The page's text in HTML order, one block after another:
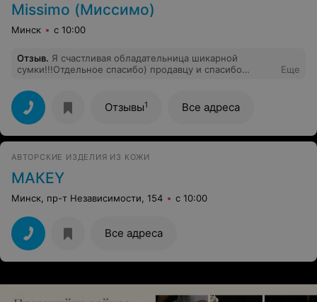
Missimo (Миссимо)
Минск с 10:00
Отзыв. Я счастливая обладательница шикарной
сумки!!!Отдельное спасибо) продавцу и спасибо
Еще
Отзывы1 Все адреса
АВТОРСКИЕ ИЗДЕЛИЯ ИЗ КОЖИ
МАКЕY
Минск, пр-т Независимости, 154 с 10:00
Все адреса